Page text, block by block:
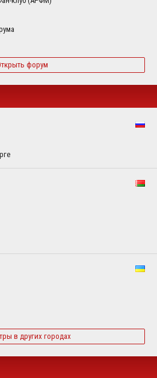
форум
в других городах